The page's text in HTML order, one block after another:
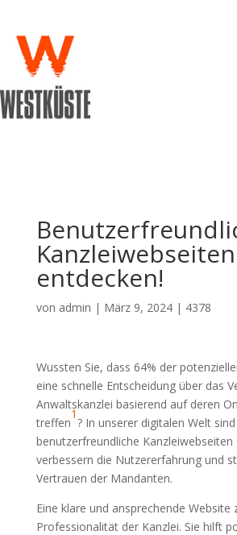
entdecken!
von admin | März 9, 2024| 4378
Wussten Sie, dass 64% der
eine schnelle Entscheidung über das
Anwaltskanzlei basierend auf deren
treffen
1
? In unserer digitalen Welt sind
benutzerfreundliche Kanzleiwebseiten
verbessern die Nutzererfahrung und
Vertrauen der Mandanten.
Eine klare und ansprechende Website
Professionalität der Kanzlei. Sie hilft